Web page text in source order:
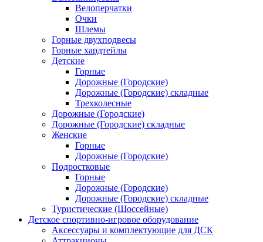
Велоперчатки
Очки
Шлемы
Горные двухподвесы
Горные хардтейлы
Детские
Горные
Дорожные (Городские)
Дорожные (Городские) складные
Трехколесные
Дорожные (Городские)
Дорожные (Городские) складные
Женские
Горные
Дорожные (Городские)
Подростковые
Горные
Дорожные (Городские)
Дорожные (Городские) складные
Туристические (Шоссейные)
Детское спортивно-игровое оборудование
Аксессуары и комплектующие для ДСК